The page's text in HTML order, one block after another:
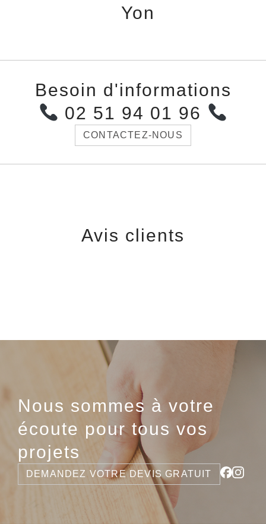
Yon
Besoin d'informations
02 51 94 01 96
CONTACTEZ-NOUS
Avis clients
Nous sommes à votre
écoute pour tous vos
projets
DEMANDEZ VOTRE DEVIS GRATUIT